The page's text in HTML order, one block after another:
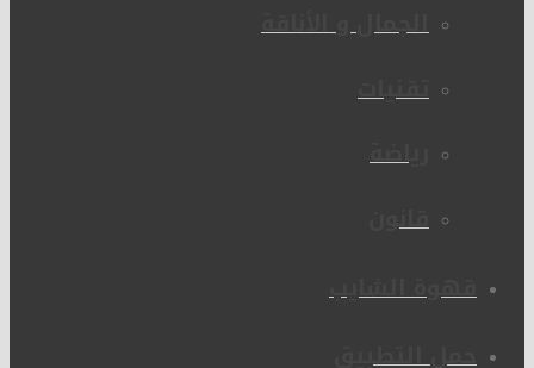
الجمال و الأناقة
تقنيات
رياضة
قانون
قهوة الشايب
حمل التطبيق